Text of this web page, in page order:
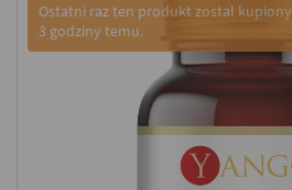
Ostatni raz ten produkt został kupiony
3 godziny temu.